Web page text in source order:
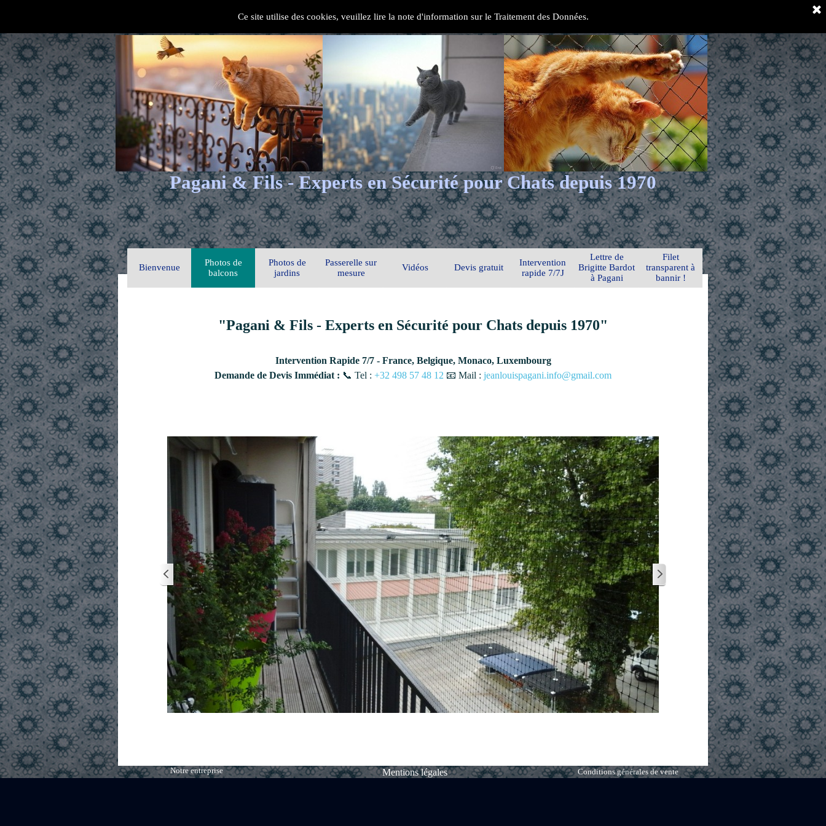
Ce site utilise des cookies, veuillez lire la note d'information sur le Traitement des Données.
Pagani & Fils - Experts en Sécurité pour Chats depuis 1970
Bienvenue
Photos de
balcons
Photos de
jardins
Passerelle sur
mesure
Vidéos Devis gratuit
Intervention
rapide 7/7J
Lettre de
Brigitte Bardot
à Pagani
Filet
transparent à
bannir !
"Pagani & Fils - Experts en Sécurité pour Chats depuis 1970"
Intervention Rapide 7/7 - France, Belgique, Monaco, Luxembourg
Demande de Devis Immédiat : 📞 Tel : +32 498 57 48 12 📧 Mail : jeanlouispagani.info@gmail.com
Notre entreprise Mentions légales Conditions générales de vente